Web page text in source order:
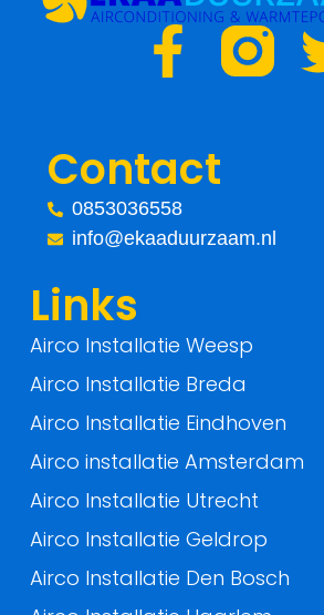
F
c
e
b
o
k
-
f
Contact
0853036558
info@ekaaduurzaam.nl
Links
Airco Installatie Weesp
Airco Installatie Breda
Airco Installatie Eindhoven
Airco installatie Amsterdam
Airco Installatie Utrecht
Airco Installatie Geldrop
Airco Installatie Den Bosch